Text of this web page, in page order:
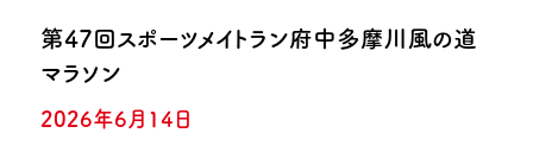
2026年6月14日
第47回スポーツメイトラン府中多摩川風の道
マラソン